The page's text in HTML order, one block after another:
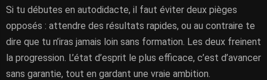
Si tu débutes en autodidacte, il faut éviter deux pièges
opposés : attendre des résultats rapides, ou au contraire te
dire que tu n’iras jamais loin sans formation. Les deux freinent
la progression. L’état d’esprit le plus efficace, c’est d’avancer
sans garantie, tout en gardant une vraie ambition.